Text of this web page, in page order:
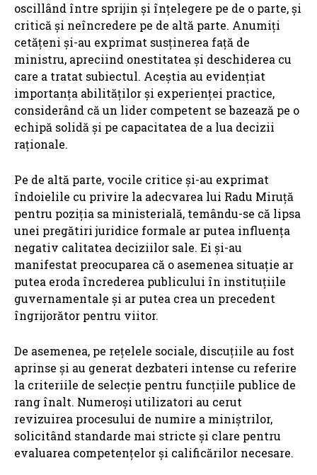
oscillând între sprijin și înțelegere pe de o parte, și
critică și neîncredere pe de altă parte. Anumiți
cetățeni și-au exprimat susținerea față de
ministru, apreciind onestitatea și deschiderea cu
care a tratat subiectul. Aceștia au evidențiat
importanța abilităților și experienței practice,
considerând că un lider competent se bazează pe o
echipă solidă și pe capacitatea de a lua decizii
raționale.
Pe de altă parte, vocile critice și-au exprimat
îndoielile cu privire la adecvarea lui Radu Miruță
pentru poziția sa ministerială, temându-se că lipsa
unei pregătiri juridice formale ar putea influența
negativ calitatea deciziilor sale. Ei și-au
manifestat preocuparea că o asemenea situație ar
putea eroda încrederea publicului în instituțiile
guvernamentale și ar putea crea un precedent
îngrijorător pentru viitor.
De asemenea, pe rețelele sociale, discuțiile au fost
aprinse și au generat dezbateri intense cu referire
la criteriile de selecție pentru funcțiile publice de
rang înalt. Numeroși utilizatori au cerut
revizuirea procesului de numire a miniștrilor,
solicitând standarde mai stricte și clare pentru
evaluarea competențelor și calificărilor necesare.